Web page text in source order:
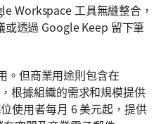
Workspace 工具無縫整合，
或透過 Google Keep 留下筆
。但商業用途則包含在
根據組織的需求和規模提供
使用者每月 6 美元起，提供